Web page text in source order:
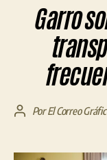
Garro
Autor
entrada
PorEl Correo